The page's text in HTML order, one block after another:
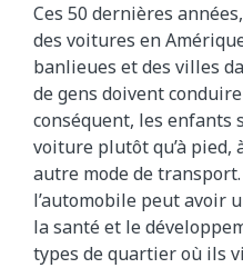
Ces 50 dernières
des voitures en
banlieues et des villes
de gens doivent
conséquent, les enfants
voiture plutôt qu’à
autre mode de
l’automobile peut avoir
la santé et le
types de quartier où ils